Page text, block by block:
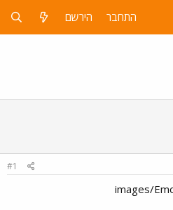
התחבר הירשם
#1